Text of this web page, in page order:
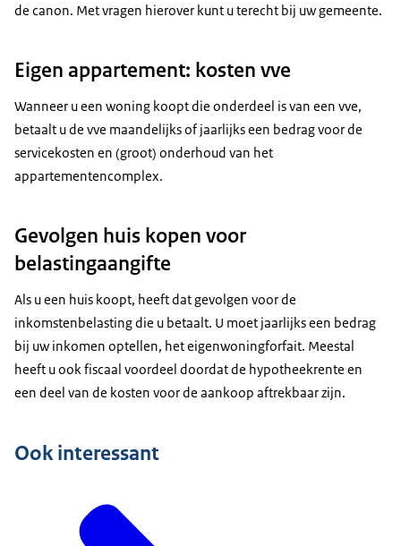
de canon. Met vragen hierover kunt u terecht bij uw gemeente.
Eigen appartement: kosten vve
Wanneer u een woning koopt die onderdeel is van een vve,
betaalt u de vve maandelijks of jaarlijks een bedrag voor de
servicekosten en (groot) onderhoud van het
appartementencomplex.
Gevolgen huis kopen voor
belastingaangifte
Als u een huis koopt, heeft dat gevolgen voor de
inkomstenbelasting die u betaalt. U moet jaarlijks een bedrag
bij uw inkomen optellen, het eigenwoningforfait. Meestal
heeft u ook fiscaal voordeel doordat de hypotheekrente en
een deel van de kosten voor de aankoop aftrekbaar zijn.
Ook interessant